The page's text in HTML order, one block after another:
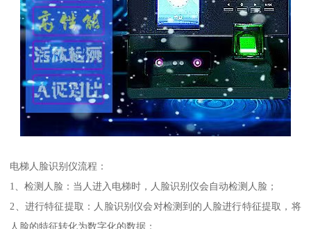
电梯人脸识别仪流程：
1、检测人脸：当人进入电梯时，人脸识别仪会自动检测人脸；
2、进行特征提取：人脸识别仪会对检测到的人脸进行特征提取，将
人脸的特征转化为数字化的数据；